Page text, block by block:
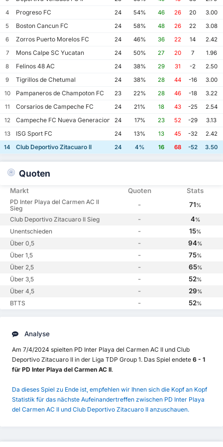
4
Progreso FC 24 54% 46 26 20
3.00
5
Boston Cancun FC 24 58% 48 26 22
3.08
6
Zorros Puerto Morelos FC 24 46% 36 22 14
2.42
7
Mons Calpe SC Yucatan 24 50% 27 20 7
1.96
8
Felinos 48 AC 24 38% 29 31 -2
2.50
9
Tigrillos de Chetumal 24 38% 28 44 -16
3.00
10
Pampaneros de Champoton FC 23 22% 28 46 -18
3.22
11
Corsarios de Campeche FC 24 21% 18 43 -25
2.54
12
Campeche FC Nueva Generacion 24 17% 23 52 -29
3.13
13
ISG Sport FC 24 13% 13 45 -32
2.42
14
Club Deportivo Zitacuaro II 24 4% 16 68 -52 3.50
Quoten
Markt Quoten Stats
PD Inter Playa del Carmen AC II
Sieg
- 71%
Club Deportivo Zitacuaro II Sieg - 4%
Unentschieden - 15%
Über 0,5 - 94%
Über 1,5 - 75%
Über 2,5 - 65%
Über 3,5 - 52%
Über 4,5 - 29%
BTTS - 52%
Analyse
Am 7/4/2024 spielten PD Inter Playa del Carmen AC II und Club
Deportivo Zitacuaro II in der Liga TDP Group 1. Das Spiel endete 6 - 1
für PD Inter Playa del Carmen AC II.
Da dieses Spiel zu Ende ist, empfehlen wir Ihnen sich die Kopf an Kopf
Statistik für das nächste Aufeinandertreffen zwischen PD Inter Playa
del Carmen AC II und Club Deportivo Zitacuaro II anzuschauen.